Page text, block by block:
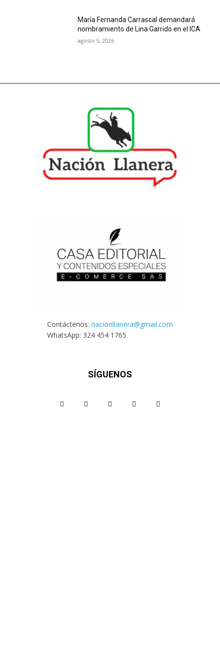
María Fernanda Carrascal demandará
nombramiento de Lina Garrido en el ICA
agosto 5, 2026
Contáctenos: nacionllanera@gmail.com
WhatsApp: 324 454 1765
SÍGUENOS